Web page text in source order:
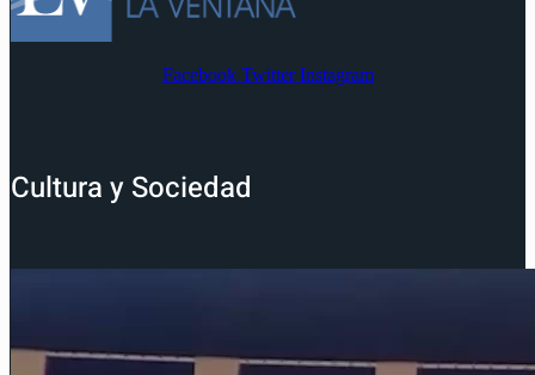
Facebook Twitter Instagram
Cultura y Sociedad